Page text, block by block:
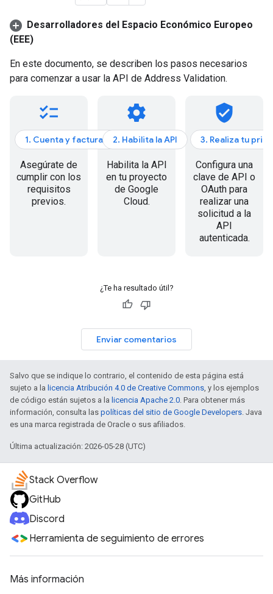
Desarrolladores del Espacio Económico Europeo
(EEE)
En este documento, se describen los pasos necesarios
para comenzar a usar la API de Address Validation.
checklist
1. Cuenta y facturación
Asegúrate de
cumplir con los
requisitos
previos.
settings
2. Habilita la API
Habilita la API
en tu proyecto
de Google
Cloud.
verified_user
3. Realiza tu
Configura una
clave de API o
OAuth para
realizar una
solicitud a la
API
autenticada.
¿Te ha resultado útil?
Enviar comentarios
Salvo que se indique lo contrario, el contenido de esta página está
sujeto a la licencia Atribución 4.0 de Creative Commons, y los ejemplos
de código están sujetos a la licencia Apache 2.0. Para obtener más
información, consulta las políticas del sitio de Google Developers. Java
es una marca registrada de Oracle o sus afiliados.
Última actualización: 2026-05-28 (UTC)
Stack Overflow
GitHub
Discord
Herramienta de seguimiento de errores
Más información